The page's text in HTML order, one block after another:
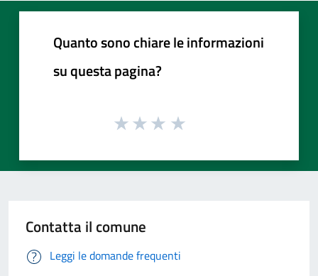
Quanto sono chiare le informazioni
su questa pagina?
Contatta il comune
Leggi le domande frequenti